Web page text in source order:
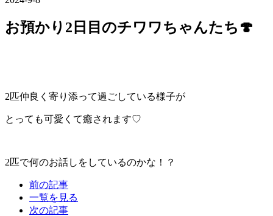
お預かり2日目のチワワちゃんたち🍄
2匹仲良く寄り添って過ごしている様子が
とっても可愛くて癒されます♡
2匹で何のお話しをしているのかな！？
前の記事
一覧を見る
次の記事